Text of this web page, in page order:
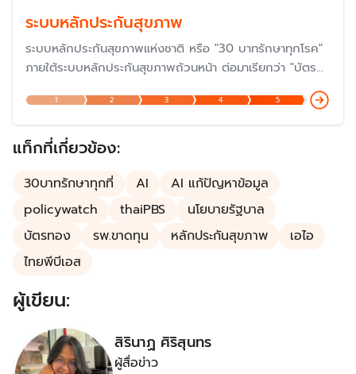
ระบบหลักประกันสุขภาพ
ระบบหลักประกันสุขภาพแห่งชาติ หรือ "30 บาทรักษาทุกโรค"
ภายใต้ระบบหลักประกันสุขภาพถ้วนหน้า ต่อมาเรียกว่า "บัตร
ก้าวสู่ปีที่ 23 ในปี 2568 แต่ปัญหายังต้องแก้ไขกันต่อไป โดย
เฉพาะเรื่องงบประมาณและการบริหารจัดการ แม้ว่าเป็นหนึ่งใน
นโยบายที่ประสบความสำเร็จมากที่สุด
1 2 3 4 5
แท็กที่เกี่ยวข้อง:
30บาทรักษาทุกที่ AI
AI แก้ปัญหาข้อมูล
policywatch
thaiPBS
นโยบายรัฐบาล
บัตรทอง
รพ.ขาดทุน หลักประกันสุขภาพ
เอไอ
ไทยพีบีเอส
ผู้เขียน:
สิรินาฏ ศิริสุนทร
ผู้สื่อข่าว